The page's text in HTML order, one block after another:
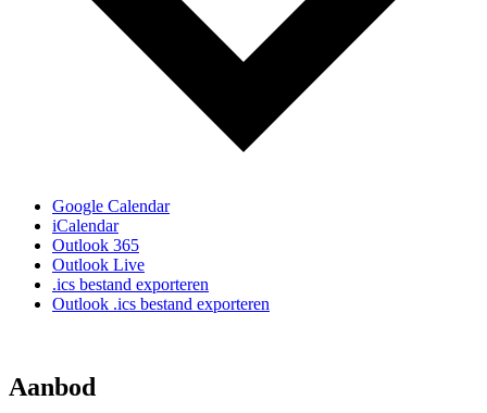
Google Calendar
iCalendar
Outlook 365
Outlook Live
.ics bestand exporteren
Outlook .ics bestand exporteren
Aanbod